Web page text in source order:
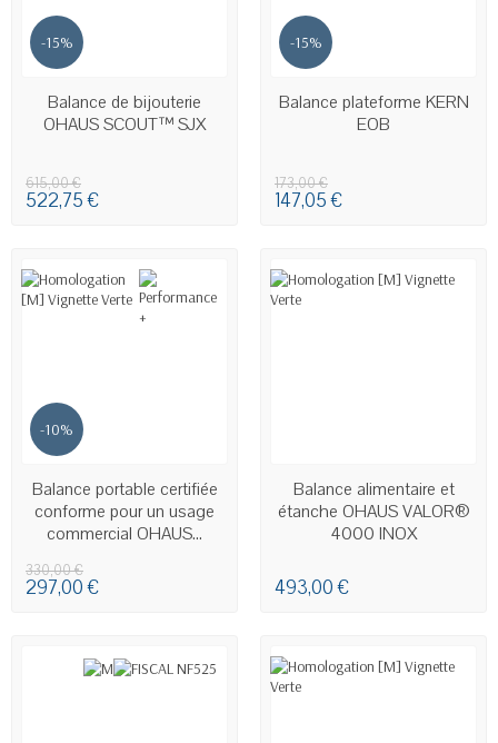
-15%
EN STOCK
Balance de bijouterie
OHAUS SCOUT™ SJX
615,00 €
522,75 €
-15%
EN STOCK
Balance plateforme KERN
EOB
173,00 €
147,05 €
-10%
EN STOCK
Balance portable certifiée
conforme pour un usage
commercial OHAUS...
330,00 €
297,00 €
EN STOCK
Balance alimentaire et
étanche OHAUS VALOR®
4000 INOX
493,00 €